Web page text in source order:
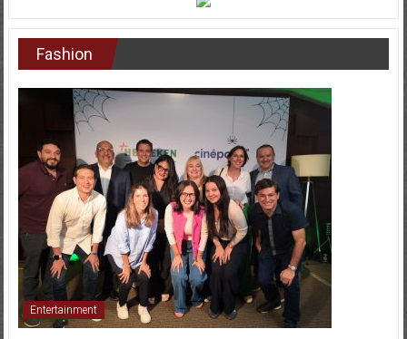
Fashion
Entertainment